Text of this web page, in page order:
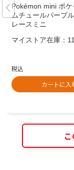
Pokémon mini ポ
ムチュールパープ
レースミニ
マイストア在庫：
税込
カートに入